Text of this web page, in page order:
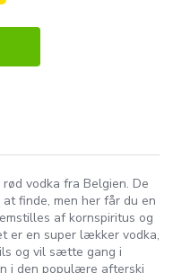
vodka fra Belgien. De
finde, men her får du en
af kornspiritus og
er en super lækker vodka,
og vil sætte gang i
i den populære afterski